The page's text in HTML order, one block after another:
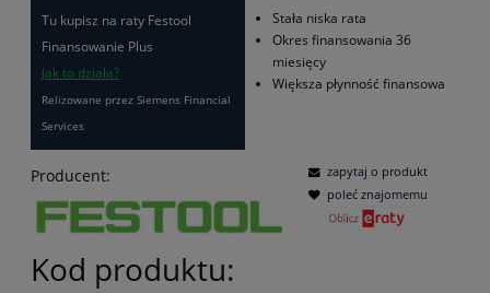
Tu kupisz na raty Festool
Finansowanie Plus
Jak to działa?
Relizowane przez Siemens Financial
Services
Stała niska rata
Okres finansowania 36
miesięcy
Większa płynność finansowa
Producent:
Kod produktu:
zapytaj o produkt
poleć znajomemu